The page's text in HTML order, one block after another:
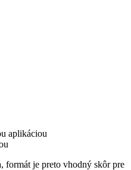
aplikáciou
je preto vhodný skôr pre